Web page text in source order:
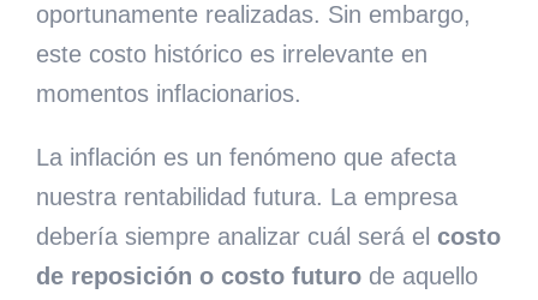
oportunamente realizadas. Sin embargo,
este costo histórico es irrelevante en
momentos inflacionarios.
La inflación es un fenómeno que afecta
nuestra rentabilidad futura. La empresa
debería siempre analizar cuál será el costo
de reposición o costo futuro de aquello